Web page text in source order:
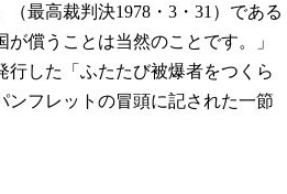
最高裁判決1978・3・31）である
償うことは当然のことです。
した「ふたたび被爆者をつくら
ンフレットの冒頭に記された一節